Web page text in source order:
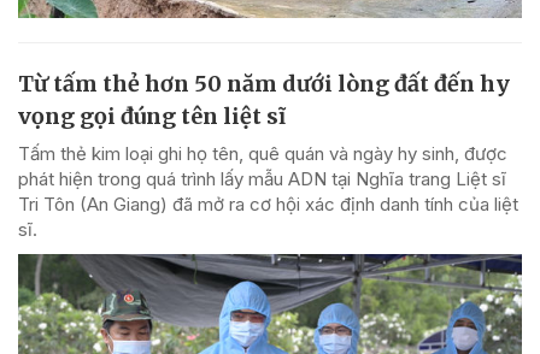
Từ tấm thẻ hơn 50 năm dưới lòng đất đến hy
vọng gọi đúng tên liệt sĩ
Tấm thẻ kim loại ghi họ tên, quê quán và ngày hy sinh, được
phát hiện trong quá trình lấy mẫu ADN tại Nghĩa trang Liệt sĩ
Tri Tôn (An Giang) đã mở ra cơ hội xác định danh tính của liệt
sĩ.